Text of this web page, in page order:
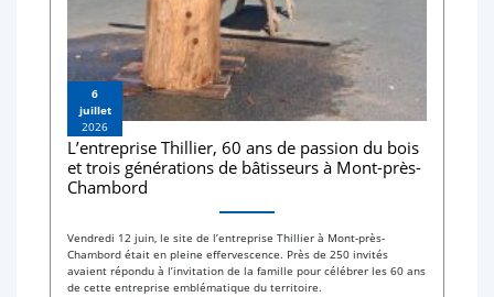
6
juillet
2026
L’entreprise Thillier, 60 ans de passion du bois
et trois générations de bâtisseurs à Mont-près-
Chambord
Vendredi 12 juin, le site de l’entreprise Thillier à Mont-près-
Chambord était en pleine effervescence. Près de 250 invités
avaient répondu à l’invitation de la famille pour célébrer les 60 ans
de cette entreprise emblématique du territoire.